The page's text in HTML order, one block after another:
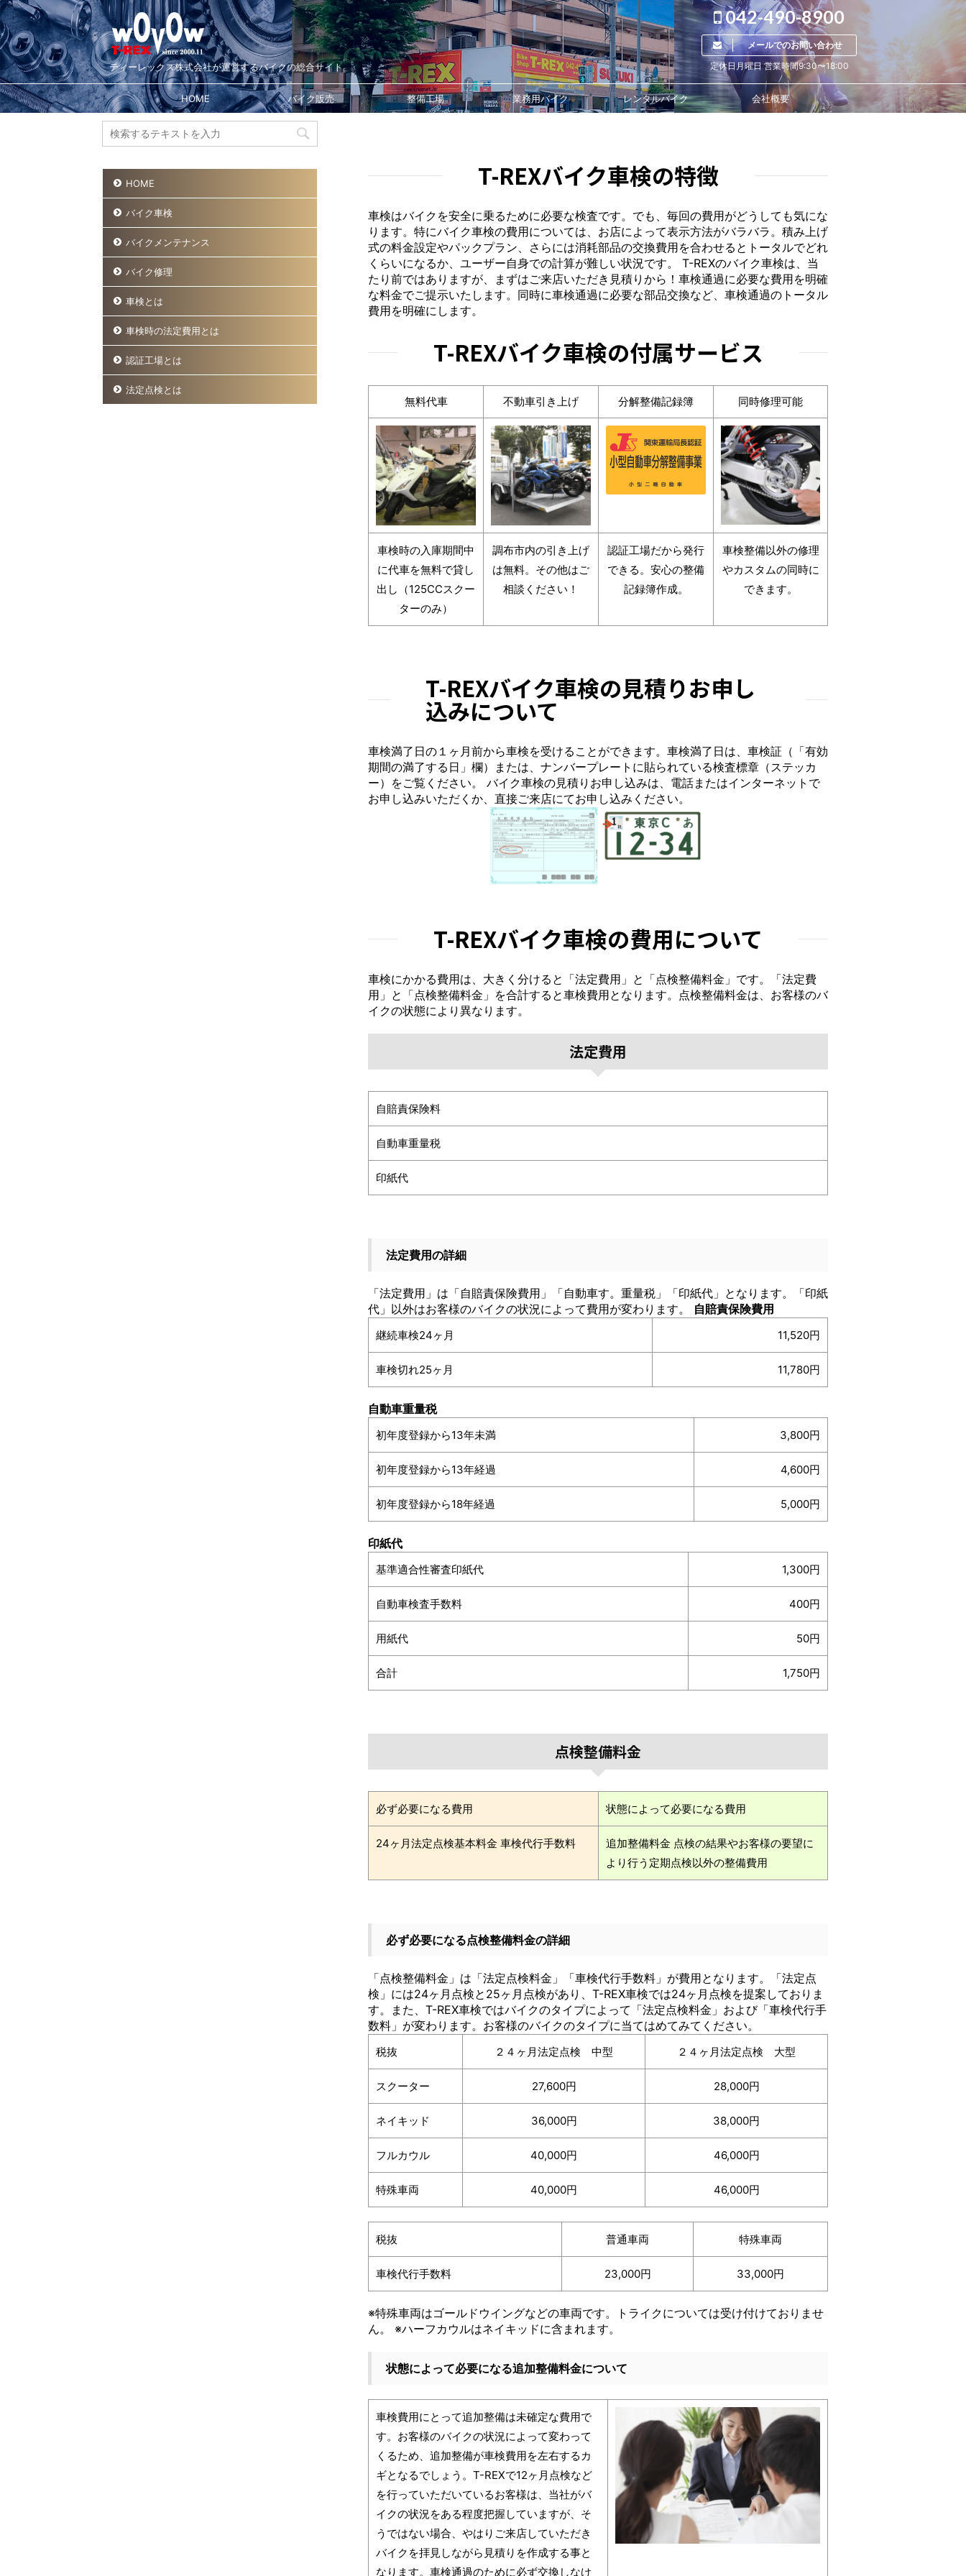
ティーレックス株式会社が運営するバイクの総合サイト
042-490-8900
メールでのお問い合わせ
定休日月曜日 営業時間9:30〜18:00
HOME バイク販売 整備工場 業務用バイク レンタルバイク 会社概要
T-REXバイク車検の特徴
車検はバイクを安全に乗るために必要な検査です。でも、毎回の費用がどうしても気にな
ります。特にバイク車検の費用については、お店によって表示方法がバラバラ。積み上げ
式の料金設定やパックプラン、さらには消耗部品の交換費用を合わせるとトータルでどれ
くらいになるか、ユーザー自身での計算が難しい状況です。 T-REXのバイク車検は、当
たり前ではありますが、まずはご来店いただき見積りから！車検通過に必要な費用を明確
な料金でご提示いたします。同時に車検通過に必要な部品交換など、車検通過のトータル
費用を明確にします。
T-REXバイク車検の付属サービス
無料代車 不動車引き上げ 分解整備記録簿 同時修理可能
車検時の入庫期間中
に代車を無料で貸し
出し（125CCスクー
ターのみ）
調布市内の引き上げ
は無料。その他はご
相談ください！
認証工場だから発行
できる。安心の整備
記録簿作成。
車検整備以外の修理
やカスタムの同時に
できます。
T-REXバイク車検の見積りお申し
込みについて
車検満了日の１ヶ月前から車検を受けることができます。車検満了日は、車検証（「有効
期間の満了する日」欄）または、ナンバープレートに貼られている検査標章（ステッカ
ー）をご覧ください。 バイク車検の見積りお申し込みは、電話またはインターネットで
お申し込みいただくか、直接ご来店にてお申し込みください。
T-REXバイク車検の費用について
車検にかかる費用は、大きく分けると「法定費用」と「点検整備料金」です。「法定費
用」と「点検整備料金」を合計すると車検費用となります。点検整備料金は、お客様のバ
イクの状態により異なります。
法定費用
自賠責保険料
自動車重量税
印紙代
法定費用の詳細
「法定費用」は「自賠責保険費用」「自動車す。重量税」「印紙代」となります。「印紙
代」以外はお客様のバイクの状況によって費用が変わります。 自賠責保険費用
継続車検24ヶ月 11,520円
車検切れ25ヶ月 11,780円
自動車重量税
初年度登録から13年未満 3,800円
初年度登録から13年経過 4,600円
初年度登録から18年経過 5,000円
印紙代
基準適合性審査印紙代 1,300円
自動車検査手数料 400円
用紙代 50円
合計 1,750円
点検整備料金
必ず必要になる費用 状態によって必要になる費用
24ヶ月法定点検基本料金 車検代行手数料
追加整備料金 点検の結果やお客様の要望に
より行う定期点検以外の整備費用
必ず必要になる点検整備料金の詳細
「点検整備料金」は「法定点検料金」「車検代行手数料」が費用となります。「法定点
検」には24ヶ月点検と25ヶ月点検があり、T-REX車検では24ヶ月点検を提案しておりま
す。また、T-REX車検ではバイクのタイプによって「法定点検料金」および「車検代行手
数料」が変わります。お客様のバイクのタイプに当てはめてみてください。
税抜 ２４ヶ月法定点検 中型 ２４ヶ月法定点検 大型
スクーター 27,600円 28,000円
ネイキッド 36,000円 38,000円
フルカウル 40,000円 46,000円
特殊車両 40,000円 46,000円
税抜 普通車両 特殊車両
車検代行手数料 23,000円 33,000円
※特殊車両はゴールドウイングなどの車両です。トライクについては受け付けておりませ
ん。 ※ハーフカウルはネイキッドに含まれます。
状態によって必要になる追加整備料金について
車検費用にとって追加整備は未確定な費用で
す。お客様のバイクの状況によって変わって
くるため、追加整備が車検費用を左右するカ
ギとなるでしょう。T-REXで12ヶ月点検など
を行っていただいているお客様は、当社がバ
イクの状況をある程度把握していますが、そ
うではない場合、やはりご来店していただき
バイクを拝見しながら見積りを作成する事と
なります。車検通過のために必ず交換しなけ
HOME
バイク車検
バイクメンテナンス
バイク修理
車検とは
車検時の法定費用とは
認証工場とは
法定点検とは